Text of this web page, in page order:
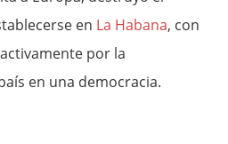
en La Habana, con
por la
en una democracia.